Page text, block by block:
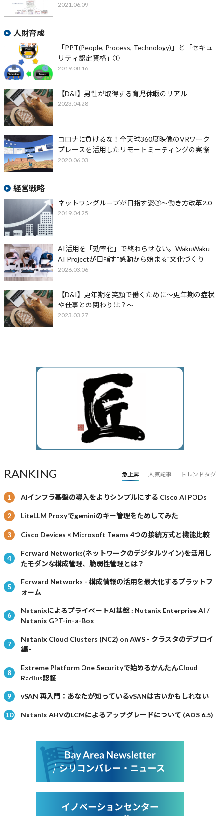
2021.06.09
人財育成
「PPT(People, Process, Technology)」と「セキュ
リティ認定資格」①
2019.08.16
【D&I】男性が取得する育児休暇のリアル
2023.04.28
コロナに負けるな！全天球360度映像のVRワーク
プレースを活用したリモートミーティングの実際
2020.06.03
経営戦略
ネットワングループが目指す姿②～働き方改革2.0
2019.04.25
AI活用を「効率化」で終わらせない。WakuWaku-
AI Projectが目指す"感動から始まる"文化づくり
2026.03.06
【D&I】更年期を笑顔で働くために～更年期の症状
や仕事との関わりは？～
2023.03.27
RANKING 急上昇 人気記事 トレンドタグ
AIインフラ基盤の導入をよりシンプルにする Cisco AI PODs
LiteLLM Proxyでgeminiのキー管理をためしてみた
Cisco Devices × Microsoft Teams 4つの接続方式と機能比較
Forward Networks(ネットワークのデジタルツイン)を活用し
たモダンな構成管理、脆弱性管理とは？
Forward Networks - 構成情報の活用を最大化するプラットフ
ォーム
NutanixによるプライベートAI基盤 : Nutanix Enterprise AI /
Nutanix GPT-in-a-Box
Nutanix Cloud Clusters (NC2) on AWS - クラスタのデプロイ
編 -
Extreme Platform One Securityで始めるかんたんCloud
Radius認証
vSAN 再入門：あなたが知っているvSANは古いかもしれない
Nutanix AHVのLCMによるアップグレードについて (AOS 6.5)